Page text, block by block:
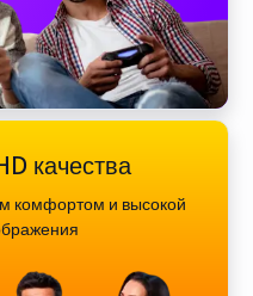
качества
комфортом и высокой